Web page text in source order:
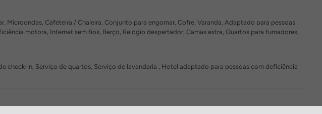
Microondas, Cafeteira / Chaleira, Conjunto para engomar, Cofre, Varanda, Adaptado para pessoas
motora, Internet sem fios, Berço, Relógio despertador, Camas extra, Quartos para fumadores,
check-in, Serviço de quartos, Serviço de lavandaria , Hotel adaptado para pessoas com deficiência